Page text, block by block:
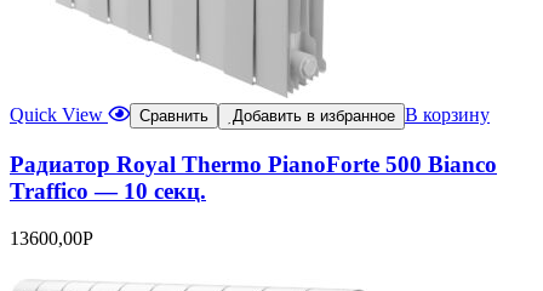
Quick View Сравнить Добавить в избранное В корзину
Радиатор Royal Thermo PianoForte 500 Bianco
Traffico — 10 секц.
13600,00Р